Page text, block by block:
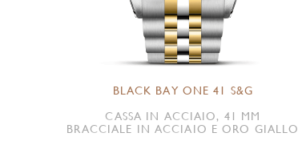
BLACK BAY ONE 41 S&G
CASSA IN ACCIAIO, 41 MM
BRACCIALE IN ACCIAIO E ORO GIALLO